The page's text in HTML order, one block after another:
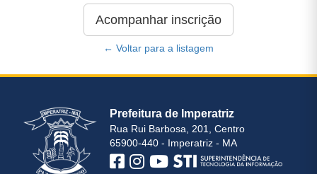
Acompanhar inscrição
← Voltar para a listagem
Prefeitura de Imperatriz
Rua Rui Barbosa, 201, Centro
65900-440 - Imperatriz - MA